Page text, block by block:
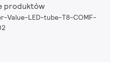
produktów
Value-LED-tube-T8-COMF-